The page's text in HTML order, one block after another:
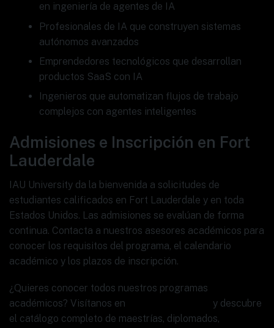
en ingeniería de agentes de IA
Profesionales de IA que construyen sistemas
autónomos avanzados
Emprendedores tecnológicos que desarrollan
productos SaaS con IA
Ingenieros que automatizan flujos de trabajo
complejos con agentes inteligentes
Admisiones e Inscripción en Fort
Lauderdale
IAU University da la bienvenida a solicitudes de
estudiantes calificados en Fort Lauderdale y en toda
Estados Unidos. Las admisiones se evalúan de forma
continua. Contacta a nuestros asesores académicos para
conocer los requisitos del programa, el calendario
académico y los plazos de inscripción.
¿Quieres conocer todos nuestros programas
académicos? Visítanos en
y descubre
el catálogo completo de maestrías, diplomados,